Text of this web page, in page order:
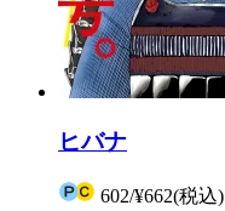
ヒバナ
602/¥662(税込)